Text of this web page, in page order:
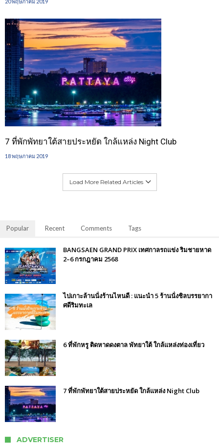
7 ที่พักพัทยาใต้สายประหยัด ใกล้แหล่ง Night Club
18 พฤษภาคม 2019
Load More Related Articles
Popular Recent Comments Tags
BANGSAEN GRAND PRIX เทศกาลรถแข่ง ริมชายหาด
2–6 กรกฎาคม 2568
ไปเกาะล้านนั่งร้านไหนดี : แนะนำ 5 ร้านนั่งชิลบรรยากา
ศดีริมทะเล
6 ที่พักหรู ติดหาดดงตาล พัทยาใต้ ใกล้แหล่งท่องเที่ยว
7 ที่พักพัทยาใต้สายประหยัด ใกล้แหล่ง Night Club
ADVERTISER